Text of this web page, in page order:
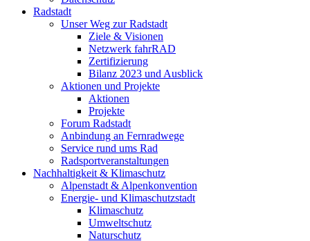
Radstadt
Unser Weg zur Radstadt
Ziele & Visionen
Netzwerk fahrRAD
Zertifizierung
Bilanz 2023 und Ausblick
Aktionen und Projekte
Aktionen
Projekte
Forum Radstadt
Anbindung an Fernradwege
Service rund ums Rad
Radsportveranstaltungen
Nachhaltigkeit & Klimaschutz
Alpenstadt & Alpenkonvention
Energie- und Klimaschutzstadt
Klimaschutz
Umweltschutz
Naturschutz